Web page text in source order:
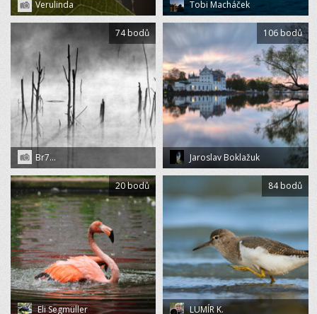
Verulinda Tobi Macháček
Br7...
74 bodů
Jaroslav Boklažuk
106 bodů
Eli Segmüller
20 bodů
LUMÍR K.
84 bodů